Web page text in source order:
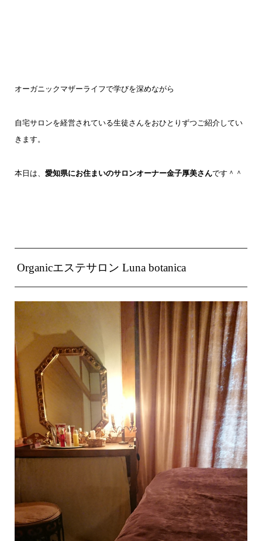
オーガニックマザーライフで学びを深めながら
自宅サロンを経営されている生徒さんをおひとりずつご紹介してい
きます。
本日は、 愛知県にお住まいのサロンオーナー金子厚美さんです＾＾
Organicエステサロン Luna botanica